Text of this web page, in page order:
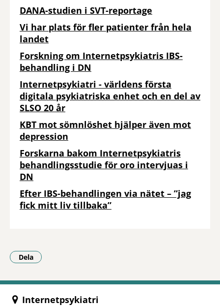
DANA-studien i SVT-reportage
Vi har plats för fler patienter från hela
landet
Forskning om Internetpsykiatris IBS-
behandling i DN
Internetpsykiatri - världens första
digitala psykiatriska enhet och en del av
SLSO 20 år
KBT mot sömnlöshet hjälper även mot
depression
Forskarna bakom Internetpsykiatris
behandlingsstudie för oro intervjuas i
DN
Efter IBS-behandlingen via nätet – ”jag
fick mitt liv tillbaka”
Dela
- Klicka för att öppna delningsalternativ.
Internetpsykiatri